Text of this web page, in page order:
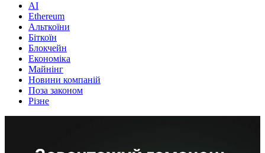
AI
Ethereum
Альткоїни
Біткоїн
Блокчейн
Економіка
Майнінг
Новини компаній
Поза законом
Різне